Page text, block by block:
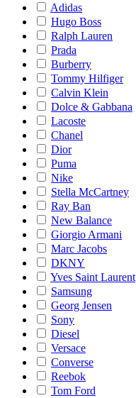
Adidas
Hugo Boss
Ralph Lauren
Prada
Burberry
Tommy Hilfiger
Calvin Klein
Dolce & Gabbana
Lacoste
Chanel
Dior
Puma
Nike
Stella McCartney
Ray Ban
New Balance
Giorgio Armani
Marc Jacobs
DKNY
Yves Saint Laurent
Samsung
Georg Jensen
Sony
Diesel
Versace
Converse
Reebok
Tom Ford